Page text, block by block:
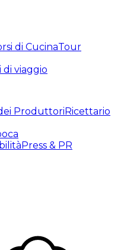
di CucinaTour
viaggio
ProduttoriRicettario
Press & PR